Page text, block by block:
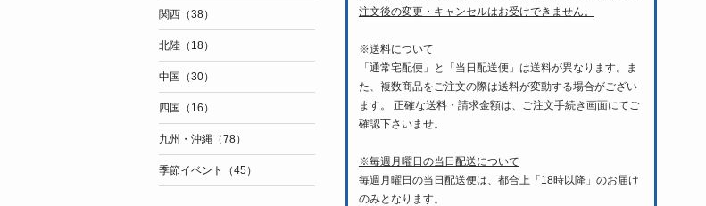
注文後の変更・キャンセルはお受けできません。
※送料について
「通常宅配便」と「当日配送便」は送料が異なります。ま
た、複数商品をご注文の際は送料が変動する場合がござい
ます。 正確な送料・請求金額は、ご注文手続き画面にてご
確認下さいませ。
※毎週月曜日の当日配送について
毎週月曜日の当日配送便は、都合上「18時以降」のお届け
のみとなります。
関西（38）
北陸（18）
中国（30）
四国（16）
九州・沖縄（78）
季節イベント（45）